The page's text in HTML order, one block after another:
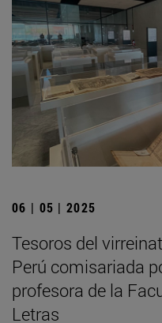
06 | 05 | 2025
Tesoros del
Perú comisariada
profesora de la
Letras